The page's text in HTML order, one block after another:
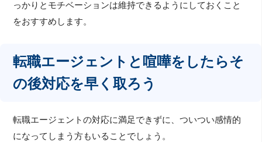
っかりとモチベーションは維持できるようにしておくこと
をおすすめします。
転職エージェントと喧嘩をしたらそ
の後対応を早く取ろう
転職エージェントの対応に満足できずに、ついつい感情的
になってしまう方もいることでしょう。